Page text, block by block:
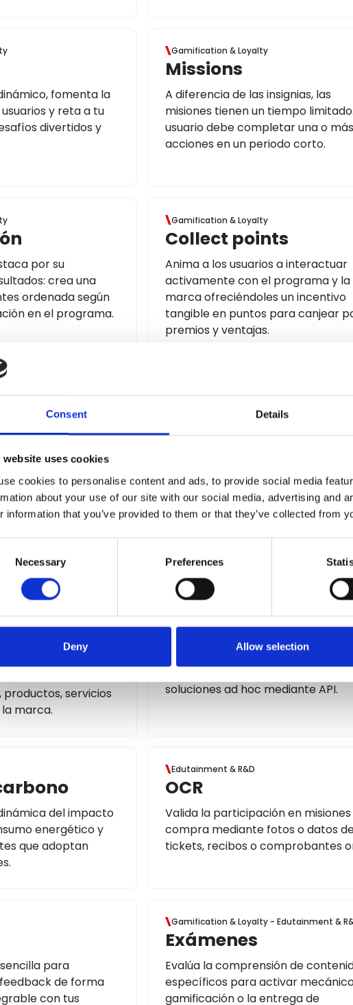
Consent Details
website uses cookies
cookies to personalise content and ads, to provide social media
about your use of our site with our social media, advertising and
information that you’ve provided to them or that they’ve collected from
Necessary Preferences
Deny Allow selection
fomenta la
y reta a tu
divertidos y
Gamification & Loyalty
Missions
A diferencia de las insignias, las
misiones tienen un tiempo
usuario debe completar una o más
acciones en un periodo corto.
por su
crea una
ordenada según
en el programa.
Gamification & Loyalty
Collect points
Anima a los usuarios a interactuar
activamente con el programa y la
marca ofreciéndoles un incentivo
tangible en puntos para canjear
premios y ventajas.
el usuario
acumulados
variedad de
con sus
Customer care
retention tool
enviar beneficios (puntos,
tarjetas regalo) a perfiles
de usuarios que participan en el
programa.
o
valiosa
de tus clientes
servicios
marca.
Engagement & Acquisition
Eventos externos
Mapea cualquier evento rastreable
conecta microservicios a acciones
puntos de contacto externos o
soluciones ad hoc mediante API.
del impacto
energético y
que adoptan
Edutainment & R&D
OCR
Valida la participación en
compra mediante fotos o datos
tickets, recibos o comprobantes
para
de forma
con tus
Gamification & Loyalty - Edutainment &
Exámenes
Evalúa la comprensión de
específicos para activar
gamificación o la entrega de